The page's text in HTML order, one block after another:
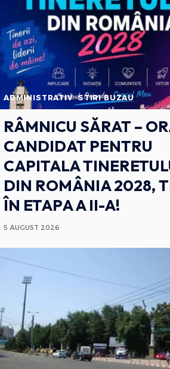
ADMINISTRATIV STIRI BUZAU
RÂMNICU SĂRAT –
CANDIDAT PENTRU
CAPITALA
DIN ROMÂNIA 2028,
ÎN ETAPA A II-A!
5 AUGUST 2026